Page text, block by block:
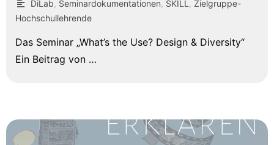
DiLab Seminardokumentationen SKILL
Zielgruppe-
Hochschullehrende
Das Seminar „What’s the Use? Design & Diversity“
Ein Beitrag von …